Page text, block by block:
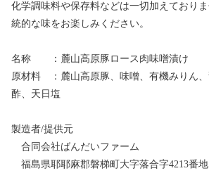
化学調味料や保存料などは一切加えており
統的な味をお楽しみください。
名称 ：麓山高原豚ロース肉味噌漬け
原材料 ：麓山高原豚、味噌、有機みりん
酢、天日塩
製造者/提供元
合同会社ばんだいファーム
福島県耶耶麻郡磐梯町大字落合字4213番地